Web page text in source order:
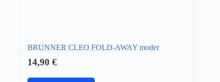
BRUNNER CLEO FOLD-AWAY moder
14,90 €